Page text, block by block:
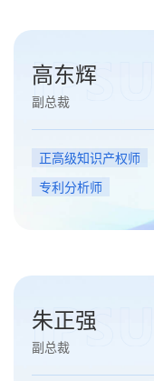
高东辉
副总裁
正高级知识产权师
专利分析师
朱正强
副总裁